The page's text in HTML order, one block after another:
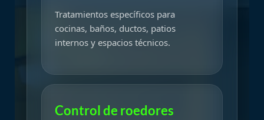
Tratamientos específicos para
cocinas, baños, ductos, patios
internos y espacios técnicos.
Control de roedores